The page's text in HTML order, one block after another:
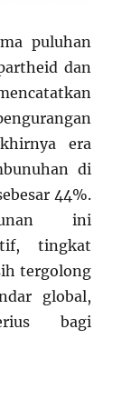
puluhan
dan
era
di
44%.
ini
tingkat
tergolong
global,
bagi